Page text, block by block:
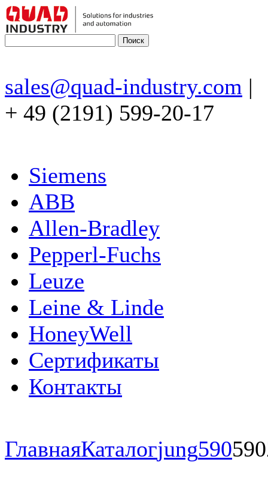
sales@quad-industry.com |
+ 49 (2191) 599-20-17
Siemens
ABB
Allen-Bradley
Pepperl-Fuchs
Leuze
Leine & Linde
HoneyWell
Сертификаты
Контакты
ГлавнаяКаталогjung590